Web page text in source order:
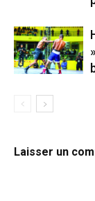
Laisser un